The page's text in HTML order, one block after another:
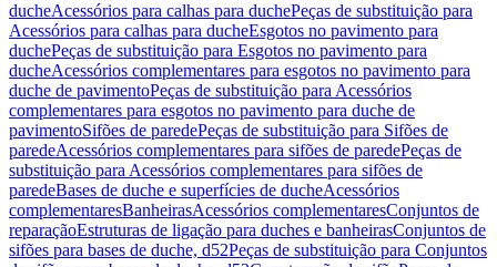
ducheAcessórios para calhas para duchePeças de substituição para
Acessórios para calhas para ducheEsgotos no pavimento para
duchePeças de substituição para Esgotos no pavimento para
ducheAcessórios complementares para esgotos no pavimento para
duche de pavimentoPeças de substituição para Acessórios
complementares para esgotos no pavimento para duche de
pavimentoSifões de paredePeças de substituição para Sifões de
paredeAcessórios complementares para sifões de paredePeças de
substituição para Acessórios complementares para sifões de
paredeBases de duche e superfícies de ducheAcessórios
complementaresBanheirasAcessórios complementaresConjuntos de
reparaçãoEstruturas de ligação para duches e banheirasConjuntos de
sifões para bases de duche, d52Peças de substituição para Conjuntos